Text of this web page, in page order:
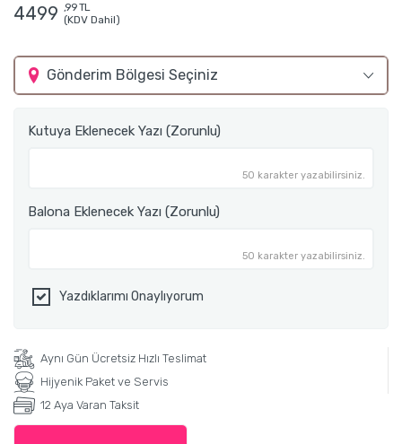
4499 ,99 TL
(KDV Dahil)
Gönderim Bölgesi Seçiniz
Kutuya Eklenecek Yazı (Zorunlu)
50 karakter yazabilirsiniz.
Balona Eklenecek Yazı (Zorunlu)
50 karakter yazabilirsiniz.
Yazdıklarımı Onaylıyorum
Aynı Gün Ücretsiz Hızlı Teslimat
Hijyenik Paket ve Servis
12 Aya Varan Taksit